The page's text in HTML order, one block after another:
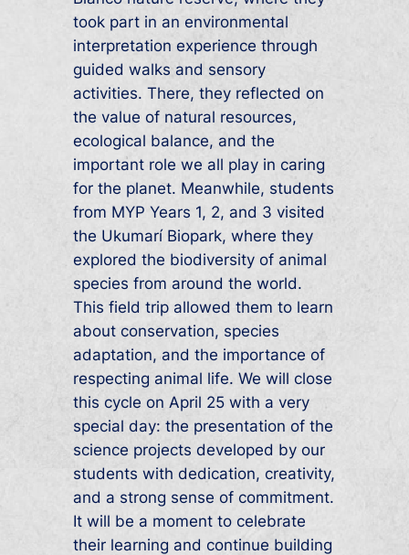
took part in an environmental
interpretation experience through
guided walks and sensory
activities. There, they reflected on
the value of natural resources,
ecological balance, and the
important role we all play in caring
for the planet. Meanwhile, students
from MYP Years 1, 2, and 3 visited
the Ukumarí Biopark, where they
explored the biodiversity of animal
species from around the world.
This field trip allowed them to learn
about conservation, species
adaptation, and the importance of
respecting animal life. We will close
this cycle on April 25 with a very
special day: the presentation of the
science projects developed by our
students with dedication, creativity,
and a strong sense of commitment.
It will be a moment to celebrate
their learning and continue building